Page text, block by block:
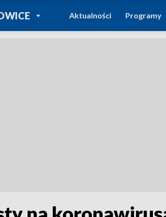
POWRÓT DO
TVP REGIONY
Aktualności Programy